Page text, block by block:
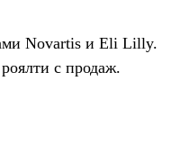
Novartis и Eli Lilly.
с продаж.